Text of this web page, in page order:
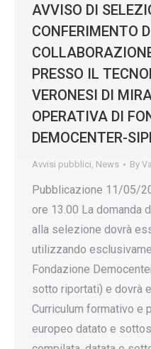
AVVISO DI
CONFERIMENTO
PRESSO IL
VERONESI DI
OPERATIVA DI
DEMOCENTER-
Avvisi pubblici, News By
Pubblicazione 11/05/
ore 13.00 La domanda
alla selezione dovrà
utilizzando
Fondazione
sotto riportati) e dovrà
Curriculum formativo e
europeo datato e